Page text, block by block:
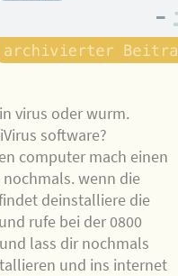
–
virus oder wurm.
software?
computer mach einen
wenn die
deinstalliere die
rufe bei der 0800
lass dir nochmals
und ins internet